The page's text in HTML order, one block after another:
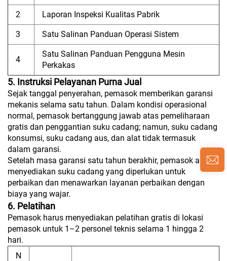
2 Laporan Inspeksi Kualitas Pabrik
3 Satu Salinan Panduan Operasi Sistem
4
Satu Salinan Panduan Pengguna Mesin
Perkakas
5. Instruksi Pelayanan Purna Jual
Sejak tanggal penyerahan, pemasok memberikan garansi
mekanis selama satu tahun. Dalam kondisi operasional
normal, pemasok bertanggung jawab atas pemeliharaan
gratis dan penggantian suku cadang; namun, suku cadang
konsumsi, suku cadang aus, dan alat tidak termasuk
dalam garansi.
Setelah masa garansi satu tahun berakhir, pemasok akan
menyediakan suku cadang yang diperlukan untuk
perbaikan dan menawarkan layanan perbaikan dengan
biaya yang wajar.
6. Pelatihan
Pemasok harus menyediakan pelatihan gratis di lokasi
pemasok untuk 1–2 personel teknis selama 1 hingga 2
hari.
N